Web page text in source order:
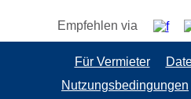
Empfehlen via
Für Vermieter
Nutzungsbedingungen